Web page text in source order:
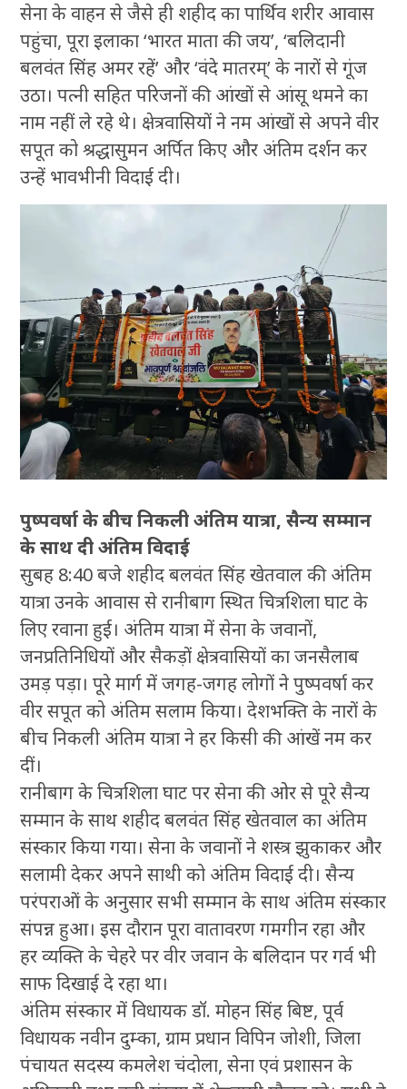
सेना के वाहन से जैसे ही शहीद का पार्थिव शरीर आवास
पहुंचा, पूरा इलाका ‘भारत माता की जय’, ‘बलिदानी
बलवंत सिंह अमर रहें’ और ‘वंदे मातरम्’ के नारों से गूंज
उठा। पत्नी सहित परिजनों की आंखों से आंसू थमने का
नाम नहीं ले रहे थे। क्षेत्रवासियों ने नम आंखों से अपने वीर
सपूत को श्रद्धासुमन अर्पित किए और अंतिम दर्शन कर
उन्हें भावभीनी विदाई दी।
पुष्पवर्षा के बीच निकली अंतिम यात्रा, सैन्य सम्मान
के साथ दी अंतिम विदाई
सुबह 8:40 बजे शहीद बलवंत सिंह खेतवाल की अंतिम
यात्रा उनके आवास से रानीबाग स्थित चित्रशिला घाट के
लिए रवाना हुई। अंतिम यात्रा में सेना के जवानों,
जनप्रतिनिधियों और सैकड़ों क्षेत्रवासियों का जनसैलाब
उमड़ पड़ा। पूरे मार्ग में जगह-जगह लोगों ने पुष्पवर्षा कर
वीर सपूत को अंतिम सलाम किया। देशभक्ति के नारों के
बीच निकली अंतिम यात्रा ने हर किसी की आंखें नम कर
दीं।
रानीबाग के चित्रशिला घाट पर सेना की ओर से पूरे सैन्य
सम्मान के साथ शहीद बलवंत सिंह खेतवाल का अंतिम
संस्कार किया गया। सेना के जवानों ने शस्त्र झुकाकर और
सलामी देकर अपने साथी को अंतिम विदाई दी। सैन्य
परंपराओं के अनुसार सभी सम्मान के साथ अंतिम संस्कार
संपन्न हुआ। इस दौरान पूरा वातावरण गमगीन रहा और
हर व्यक्ति के चेहरे पर वीर जवान के बलिदान पर गर्व भी
साफ दिखाई दे रहा था।
अंतिम संस्कार में विधायक डॉ. मोहन सिंह बिष्ट, पूर्व
विधायक नवीन दुम्का, ग्राम प्रधान विपिन जोशी, जिला
पंचायत सदस्य कमलेश चंदोला, सेना एवं प्रशासन के